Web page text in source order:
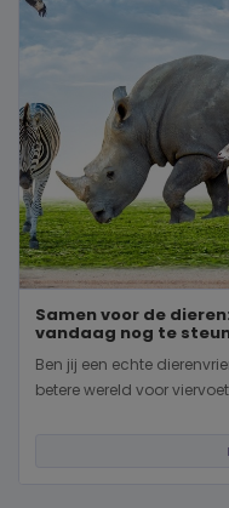
Samen voor de
vandaag nog te
Ben jij een echte
betere wereld voor